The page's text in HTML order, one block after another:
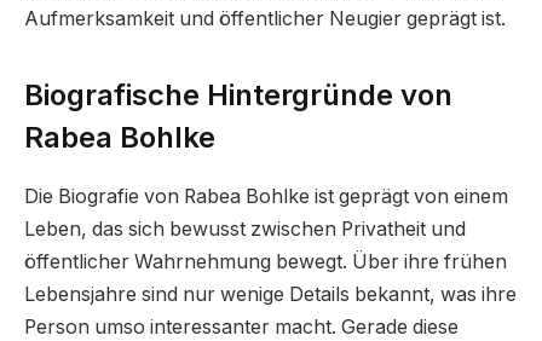
Aufmerksamkeit und öffentlicher Neugier geprägt ist.
Biografische Hintergründe von
Rabea Bohlke
Die Biografie von Rabea Bohlke ist geprägt von einem
Leben, das sich bewusst zwischen Privatheit und
öffentlicher Wahrnehmung bewegt. Über ihre frühen
Lebensjahre sind nur wenige Details bekannt, was ihre
Person umso interessanter macht. Gerade diese